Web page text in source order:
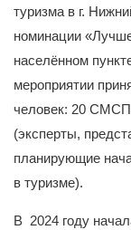
туризма в г.
номинации
населённом
мероприятии
человек: 20
(эксперты,
планирующие
в туризме).
В 2024 году